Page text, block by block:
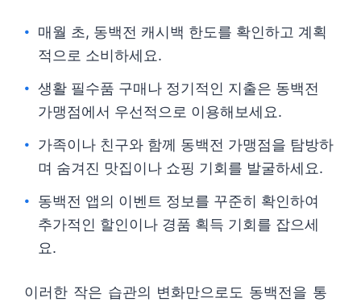
매월 초, 동백전 캐시백 한도를 확인하고 계획
적으로 소비하세요.
생활 필수품 구매나 정기적인 지출은 동백전
가맹점에서 우선적으로 이용해보세요.
가족이나 친구와 함께 동백전 가맹점을 탐방하
며 숨겨진 맛집이나 쇼핑 기회를 발굴하세요.
동백전 앱의 이벤트 정보를 꾸준히 확인하여
추가적인 할인이나 경품 획득 기회를 잡으세
요.
이러한 작은 습관의 변화만으로도 동백전을 통